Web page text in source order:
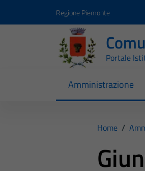
Regione Piemonte
Portale
Amministrazione
Home /